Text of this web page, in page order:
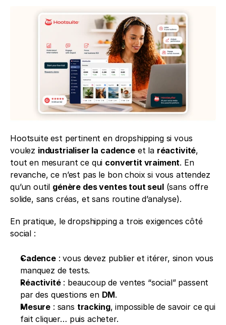
Hootsuite est pertinent en dropshipping si vous
voulez industrialiser la cadence et la réactivité,
tout en mesurant ce qui convertit vraiment. En
revanche, ce n’est pas le bon choix si vous attendez
qu’un outil génère des ventes tout seul (sans offre
solide, sans créas, et sans routine d’analyse).
En pratique, le dropshipping a trois exigences côté
social :
Cadence : vous devez publier et itérer, sinon vous
manquez de tests.
Réactivité : beaucoup de ventes “social” passent
par des questions en DM.
Mesure : sans tracking, impossible de savoir ce qui
fait cliquer… puis acheter.